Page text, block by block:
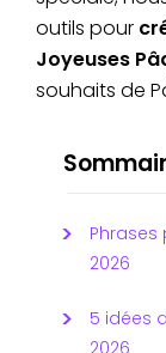
outils pour
Joyeuses
souhaits de
2026
5 idées